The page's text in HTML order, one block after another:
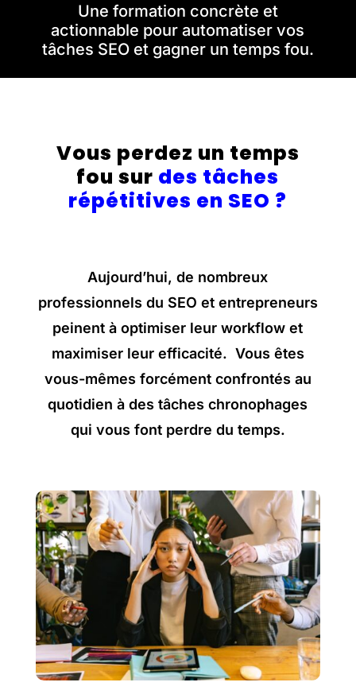
Une formation concrète et
actionnable pour automatiser vos
tâches SEO et gagner un temps fou.
Vous perdez un temps
fou sur des tâches
répétitives en SEO ?
Aujourd’hui, de nombreux
professionnels du SEO et entrepreneurs
peinent à optimiser leur workflow et
maximiser leur efficacité. Vous êtes
vous-mêmes forcément confrontés au
quotidien à des tâches chronophages
qui vous font perdre du temps.